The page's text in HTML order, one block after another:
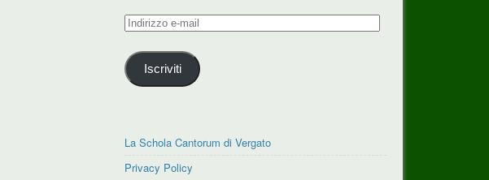
Indirizzo
mail
Iscriviti
La Schola Cantorum di Vergato
Privacy Policy